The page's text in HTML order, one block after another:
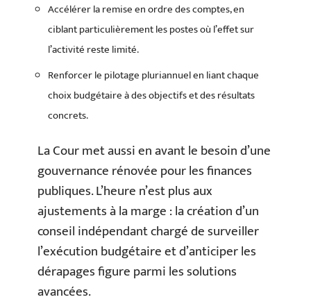
Accélérer la remise en ordre des comptes, en
ciblant particulièrement les postes où l’effet sur
l’activité reste limité.
Renforcer le pilotage pluriannuel en liant chaque
choix budgétaire à des objectifs et des résultats
concrets.
La Cour met aussi en avant le besoin d’une
gouvernance rénovée pour les finances
publiques. L’heure n’est plus aux
ajustements à la marge : la création d’un
conseil indépendant chargé de surveiller
l’exécution budgétaire et d’anticiper les
dérapages figure parmi les solutions
avancées.